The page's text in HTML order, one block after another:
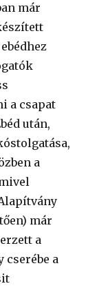
már
a csapat
után,
a
már
a
cserébe a